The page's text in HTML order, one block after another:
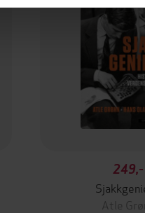
249,-
Atle